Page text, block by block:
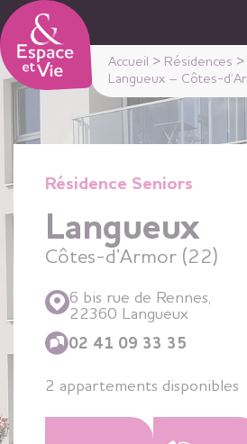
Accueil > Résidences >
Langueux – Côtes-
Résidence Seniors
Langueux
Côtes-d’Armor (22)
6 bis rue de Rennes,
22360 Langueux
02 41 09 33 35
2 appartements disponibles
Panneau de gestion des cookies